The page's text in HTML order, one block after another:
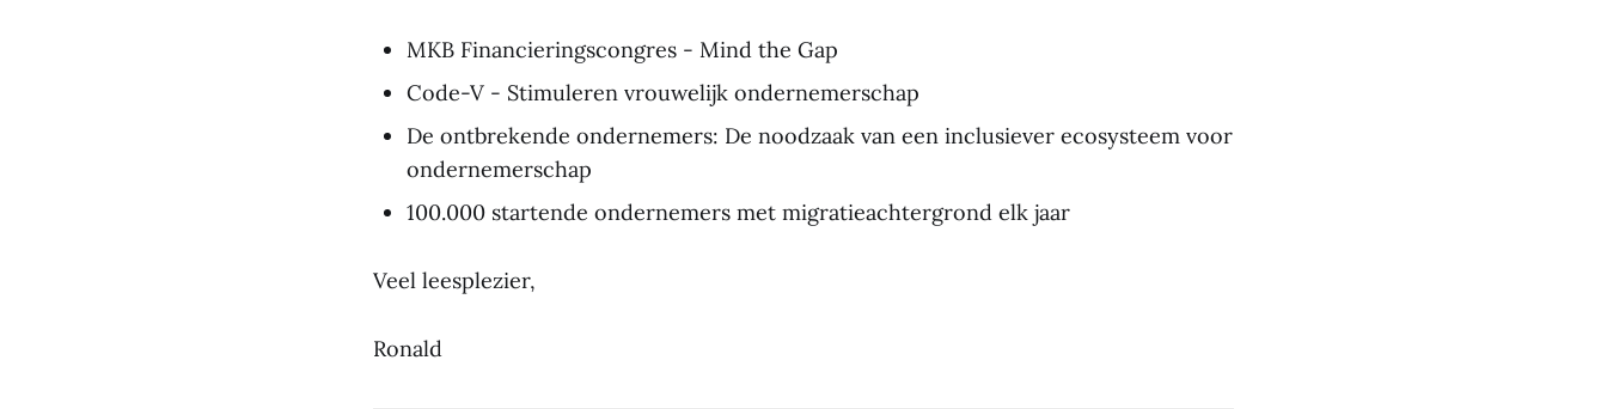
MKB Financieringscongres - Mind the Gap
Code-V - Stimuleren vrouwelijk ondernemerschap
De ontbrekende ondernemers: De noodzaak van een inclusiever ecosysteem voor
ondernemerschap
100.000 startende ondernemers met migratieachtergrond elk jaar
Veel leesplezier,
Ronald